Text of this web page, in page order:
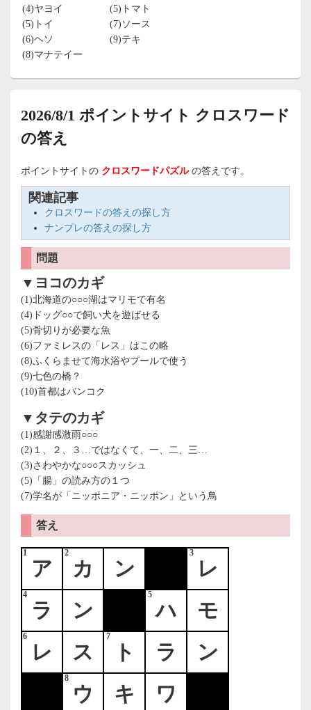
(4)ヤヨイ
(5)トイ
(6)ヘソ
(8)マナテイー
(5)トマト
(7)ソース
(9)テキ
2026/8/1 ポイントサイト クロスワード
の答え
ポイントサイトの クロスワードパズルの答えです。
関連記事
クロスワードの答えの探し方
ナンプレの答えの探し方
問題
▼ヨコのカギ
(1)北海道の○○○湖はマリモで有名
(4)ドッグ○○で飼い犬を遊ばせる
(5)骨切りが必要な魚
(6)ファミレスの「レス」はこの略
(8)ふくらませて海水浴やプールで使う
(9)七色の橋？
(10)首都はバンコク
▼タテのカギ
(1)感謝感激雨○○○
(2)１、２、３…ではなくて、一、二、三…
(3)さわやかな○○○スカッシュ
(5)「腸」の読み方の１つ
(7)学名が「ニッポニア・ニッポン」という鳥
答え
1 2 3
4 5
6 7
8
ア カ ン
レ
ラ
ン ハ
モ
レ
ス ト ラ
ン
ウ
キ
ワ